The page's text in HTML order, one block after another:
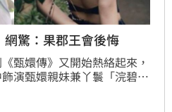
驚：果郡王會後悔
甄嬛傳》又開始熱絡起來，
演甄嬛親妹兼丫鬟「浣碧」
的藍盈瑩不僅擁有白皙肌